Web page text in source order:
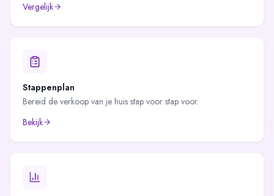
Vergelijk
Stappenplan
Bereid de verkoop van je huis stap voor stap voor.
Bekijk